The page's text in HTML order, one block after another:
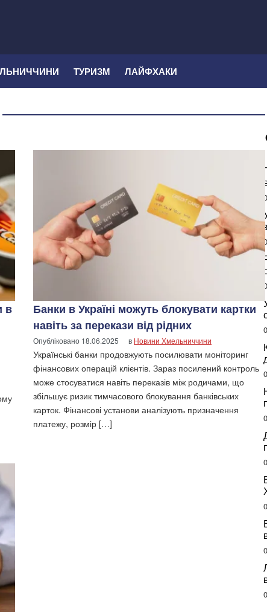
ТУРИЗМ ЛАЙФХАКИ
в
Банки в Україні можуть блокувати картки
навіть за перекази від рідних
Опубліковано 18.06.2025 в Новини Хмельниччини
Українські банки продовжують посилювати моніторинг
фінансових операцій клієнтів. Зараз посилений контроль
може стосуватися навіть переказів між родичами, що
збільшує ризик тимчасового блокування банківських
карток. Фінансові установи аналізують призначення
платежу, розмір […]